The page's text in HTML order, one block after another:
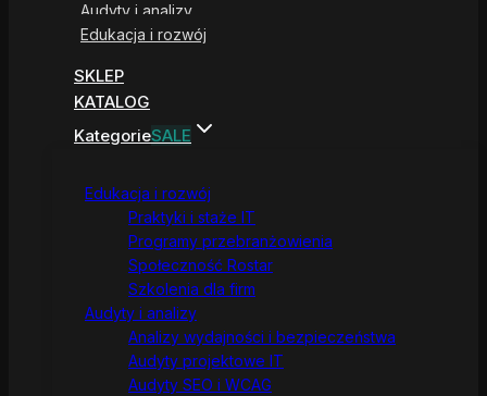
Audyty i analizy
Edukacja i rozwój
SKLEP
KATALOG
KategorieSALE
Edukacja i rozwój
Praktyki i staże IT
Programy przebranżowienia
Społeczność Rostar
Szkolenia dla firm
Audyty i analizy
Analizy wydajności i bezpieczeństwa
Audyty projektowe IT
Audyty SEO i WCAG